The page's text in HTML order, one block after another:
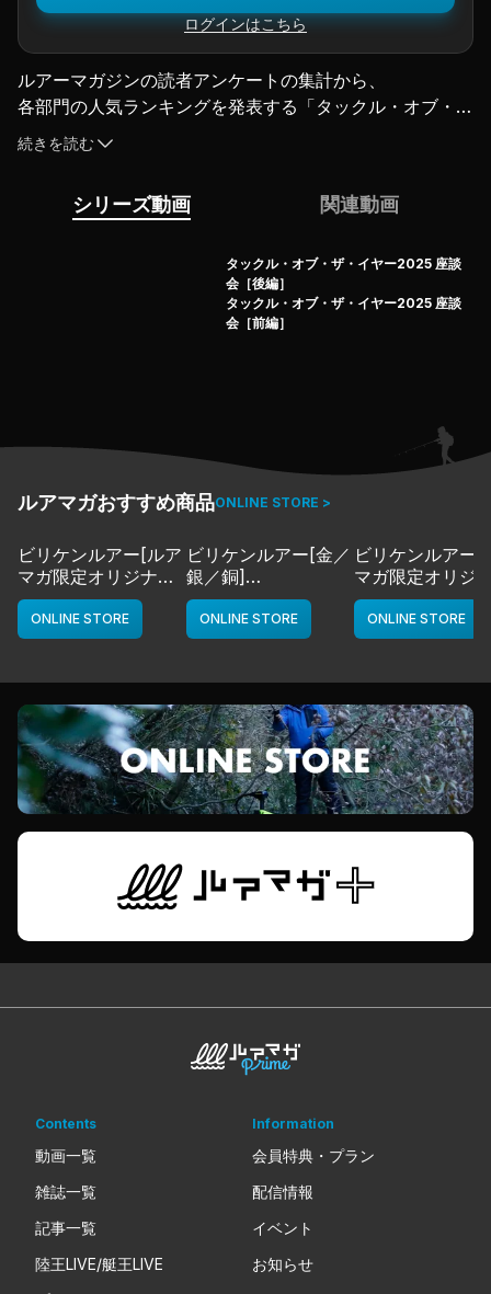
ログインはこちら
ルアーマガジンの読者アンケートの集計から 、
各部門の人気ランキングを発表する「タックル・オブ・
ザ・イヤー」！
もはや恒例となりつつある、ルアマガを代表する2人＋ゲ
今年は特大ボリュームの「前・中・後編」の3部作にて完
気になるあのモデルは？ 昨年度のトップを獲ったアイテ
ムたちは？ 果たして、2025年度の読者の傾向は…？
現在のバスフィッシングシーンのトレンドが色濃く反映さ
＜出演者＞
大場 諒 ルアマガプライム編集長 通称「ティーチャ
ー」
ンク」
中谷光太郎 つり具のブンブン・ホームズ川崎大師店 店
長
（2026.3.20配信）
続きを読む
シリーズ動画 関連動画
タックル・オブ・ザ・イヤー2025 座談
会［後編］
タックル・オブ・ザ・イヤー2025 座談
会［前編］
ルアマガおすすめ商品ONLINE STORE >
ビリケンルアー[ルア
マガ限定オリジナル
カラー／LMチャー
ト]
deps
ONLINE STORE
ビリケンルアー[金／
銀／銅]
deps
ONLINE STORE
ビリケンルアー[
マガ限定オリジ
カラー／LMボー
ワイト]
deps
ONLINE STORE
Contents
動画一覧
雑誌一覧
記事一覧
陸王LIVE/艇王LIVE
Information
会員特典・プラン
配信情報
イベント
お知らせ